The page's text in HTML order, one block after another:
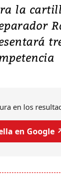
la
en los
en Google
7,1 se